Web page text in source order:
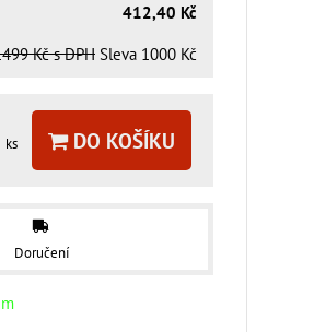
412,40 Kč
Kč s DPH Sleva 1000 Kč
ks DO KOŠÍKU
Doručení